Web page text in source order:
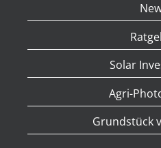
Solar
Agri-
Grundstück